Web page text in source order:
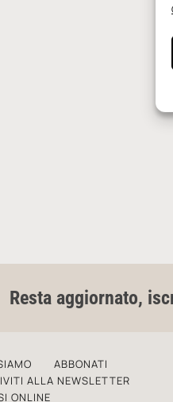
Resta aggiornato,
ABBONATI
ALLA NEWSLETTER
ONLINE